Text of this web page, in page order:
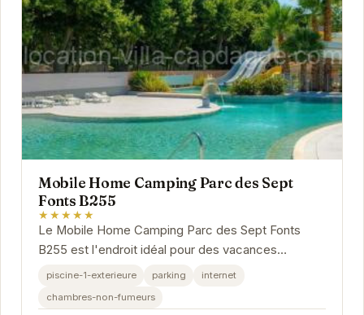
Mobile Home Camping Parc des Sept
Fonts B255
★★★★★
Le Mobile Home Camping Parc des Sept Fonts
B255 est l'endroit idéal pour des vacances
réussies. Avec son emplacement privilégié à Agde,
piscine-1-exterieure parking
internet
chambres-non-fumeurs